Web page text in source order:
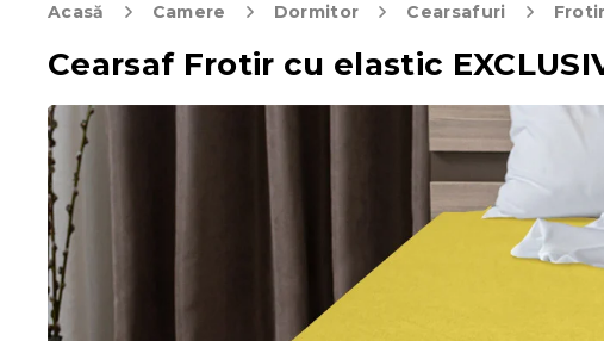
Acasă Camere Dormitor Cearsafuri
Cearsaf Frotir cu elastic